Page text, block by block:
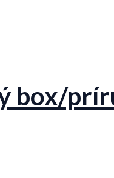
box/